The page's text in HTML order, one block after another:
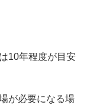
10年程度が目安
が必要になる場